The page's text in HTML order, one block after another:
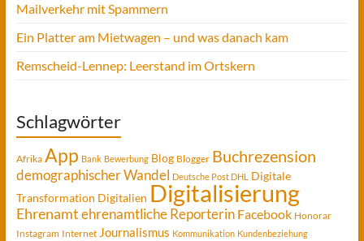
Mailverkehr mit Spammern
Ein Platter am Mietwagen – und was danach kam
Remscheid-Lennep: Leerstand im Ortskern
Schlagwörter
Afrika App Bank Bewerbung Blog Blogger Buchrezension
demographischer Wandel Deutsche Post DHL
Digitale
Transformation Digitalien Digitalisierung
Ehrenamtehrenamtliche Reporterin Facebook Honorar
Instagram Internet Journalismus Kommunikation Kundenbeziehung